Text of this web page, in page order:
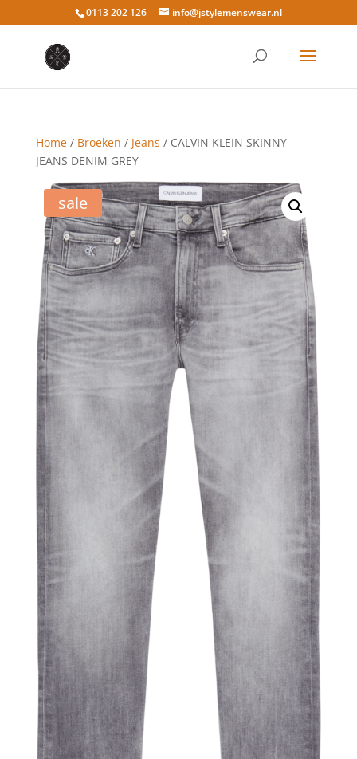
0113 202 126 info@jstylemenswear.nl
Home/ Broeken / Jeans / CALVIN KLEIN SKINNY
JEANS DENIM GREY
sale